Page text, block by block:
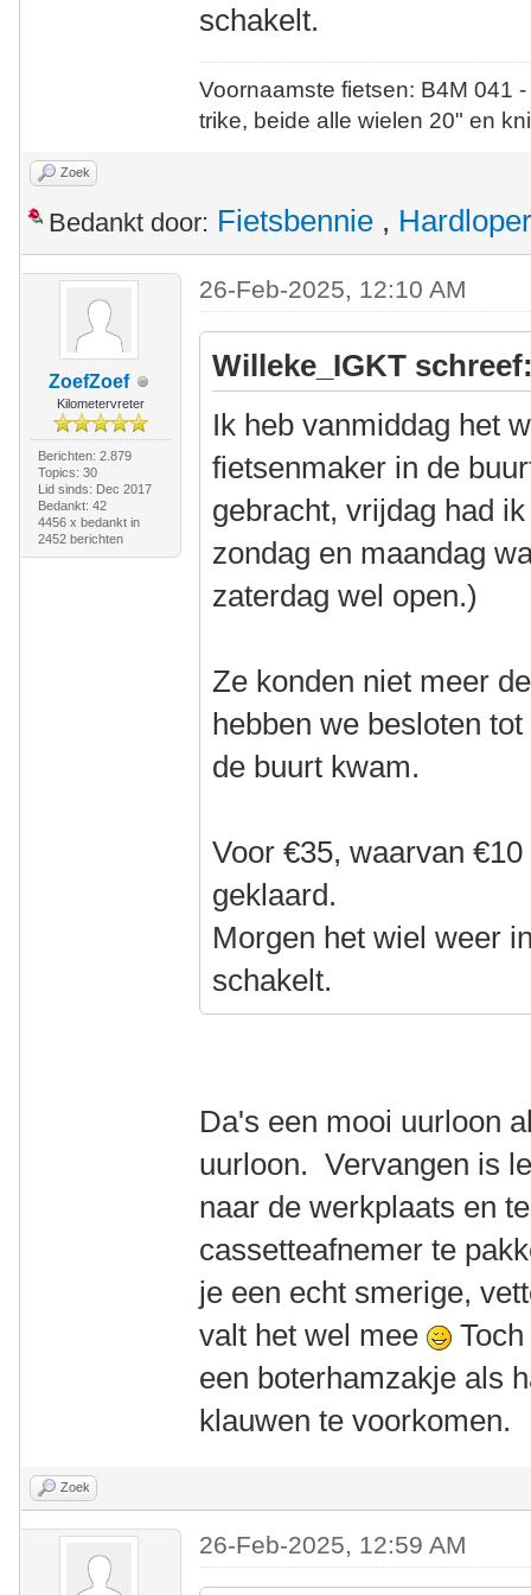
schakelt.
Voornaamste fietsen: B4M
trike, beide alle wielen 20" en
Zoek
Bedankt door: Fietsbennie , Hardloper
ZoefZoef
Kilometervreter
Berichten: 2.879
Topics: 30
Lid sinds: Dec 2017
Bedankt: 42
4456 x bedankt in
2452 berichten
26-Feb-2025, 12:10 AM
Willeke_IGKT
Ik heb vanmiddag het
fietsenmaker in de
gebracht, vrijdag had
zondag en maandag
zaterdag wel open.)
Ze konden niet meer
hebben we besloten
de buurt kwam.
Voor €35, waarvan
geklaard.
Morgen het wiel weer
schakelt.
Da's een mooi uurloon
uurloon. Vervangen is
naar de werkplaats en
cassetteafnemer te
je een echt smerige,
valt het wel mee
een boterhamzakje als
klauwen te voorkomen.
Zoek
26-Feb-2025, 12:59 AM